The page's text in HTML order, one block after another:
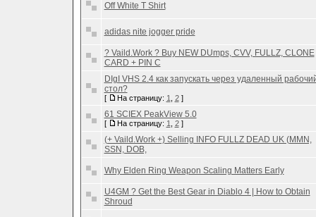
Off White T Shirt
adidas nite jogger pride
? Vaild.Work ? Buy NEW DUmps, CVV, FULLZ, CLONE
CARD + PIN C
DIgI VHS 2.4 как запускать через удаленный
стол?
[ На страницу: 1 2]
61 SCIEX PeakView 5.0
[ На страницу: 1 2]
(+ Vaild.Work +) Selling INFO FULLZ DEAD UK (MMN,
SSN, DOB,
Why Elden Ring Weapon Scaling Matters Early
U4GM ? Get the Best Gear in Diablo 4 | How to Obtain
Shroud